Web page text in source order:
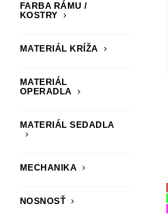
FARBA RÁMU /
KOSTRY
MATERIÁL KRÍŽA
MATERIÁL
OPERADLA
MATERIÁL SEDADLA
MECHANIKA
NOSNOSŤ